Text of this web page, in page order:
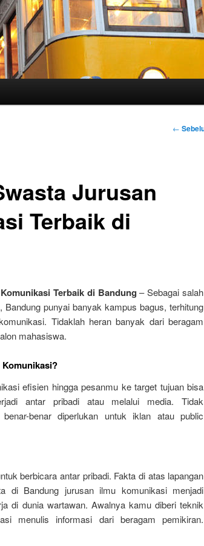
←
Jurusan
Terbaik di
Terbaik di Bandung – Sebagai salah
punyai banyak kampus bagus, terhitung
Tidaklah heran banyak dari beragam
mahasiswa.
efisien hingga pesanmu ke target tujuan bisa
antar pribadi atau melalui media. Tidak
benar diperlukan untuk iklan atau public
berbicara antar pribadi. Fakta di atas lapangan
di Bandung jurusan ilmu komunikasi menjadi
di dunia wartawan. Awalnya kamu diberi teknik
menulis informasi dari beragam pemikiran.